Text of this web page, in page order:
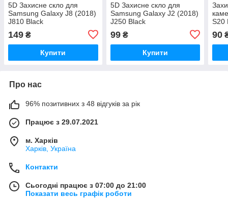
5D Захисне скло для
Samsung Galaxy J8 (2018)
J810 Black
149 ₴
Купити
5D Захисне скло для
Samsung Galaxy J2 (2018)
J250 Black
99₴
Купити
S20
90
Про нас
96% позитивних з 48 відгуків за рік
Працює з 29.07.2021
м. Харків
Харків, Україна
Контакти
Сьогодні працює з 07:00 до 21:00
Показати весь графік роботи